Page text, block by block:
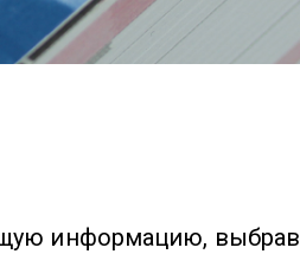
информацию, выбрав